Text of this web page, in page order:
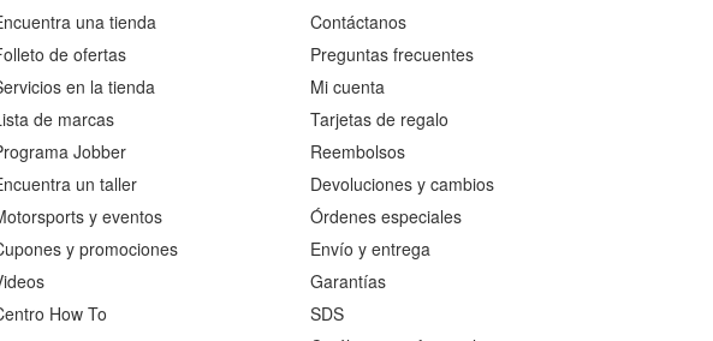
una tienda
de ofertas
en la tienda
de marcas
Jobber
un taller
y eventos
y promociones
How To
Contáctanos
Preguntas frecuentes
Mi cuenta
Tarjetas de regalo
Reembolsos
Devoluciones y cambios
Órdenes especiales
Envío y entrega
Garantías
SDS